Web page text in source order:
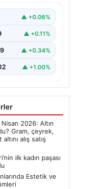
sosyal alanlar,
bütünleşik
▲ +0.06%
▲ +0.11%
▲ +0.34%
▲ +1.00%
Nisan 2026: Altın
Gram, çeyrek,
alış satış
ilk kadın paşası
Estetik ve